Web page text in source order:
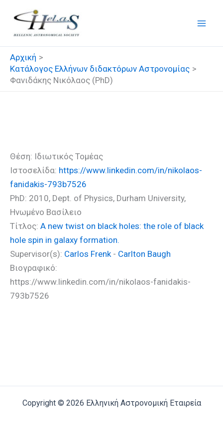
στο
περιεχόμενο
Αρχική
Κατάλογος Ελλήνων διδακτόρων Αστρονομίας
Φανιδάκης Νικόλαος (PhD)
Θέση: Ιδιωτικός Τομέας
Ιστοσελίδα: https://www.linkedin.com/in/nikolaos-
fanidakis-793b7526
PhD: 2010, Dept. of Physics, Durham University,
Ηνωμένο Βασίλειο
Τίτλος: A new twist on black holes: the role of black
hole spin in galaxy formation.
Supervisor(s): Carlos Frenk- Carlton Baugh
Βιογραφικό:
https://www.linkedin.com/in/nikolaos-fanidakis-
793b7526
Copyright © 2026 Ελληνική Αστρονομική Εταιρεία